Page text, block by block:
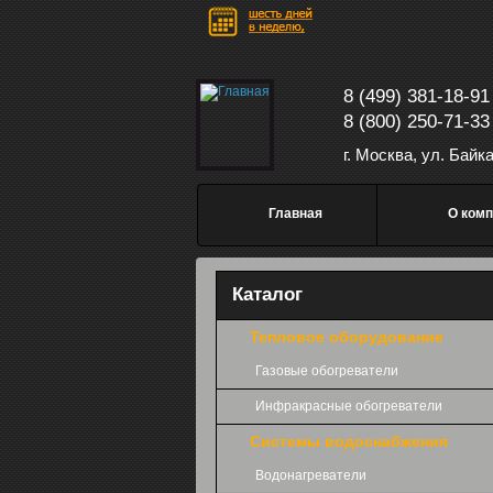
Перейти к основному содержанию
8 (499) 381-18-91
8 (800) 250-71-33
г. Москва, ул.
Главная О
Каталог
Тепловое оборудование
Газовые обогреватели
Инфракрасные обогреватели
Системы водоснабжения
Водонагреватели